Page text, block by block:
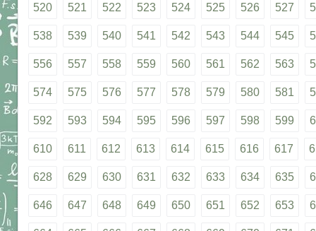
520 521 522 523 524 525 526 527
538 539 540 541 542 543 544 545
556 557 558 559 560 561 562 563
574 575 576 577 578 579 580 581
592 593 594 595 596 597 598 599
610 611 612 613 614 615 616 617
628 629 630 631 632 633 634 635
646 647 648 649 650 651 652 653